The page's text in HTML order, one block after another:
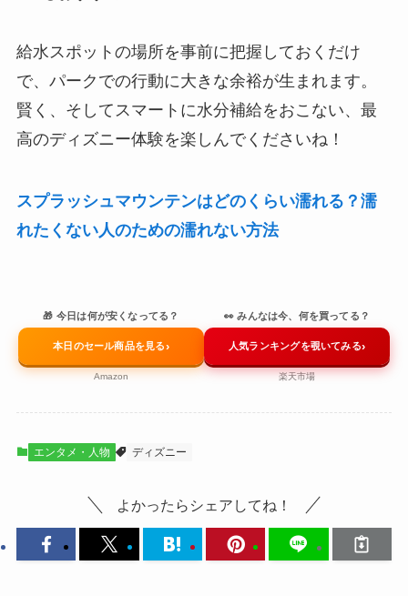
給水スポットの場所を事前に把握しておくだけ
で、パークでの行動に大きな余裕が生まれます。
賢く、そしてスマートに水分補給をおこない、最
高のディズニー体験を楽しんでくださいね！
スプラッシュマウンテンはどのくらい濡れる？濡
れたくない人のための濡れない方法
🎁 今日は何が安くなってる？
本日のセール商品を見る›
Amazon
👀 みんなは今、何を買ってる？
人気ランキングを覗いてみる›
楽天市場
エンタメ・人物 ディズニー
よかったらシェアしてね！